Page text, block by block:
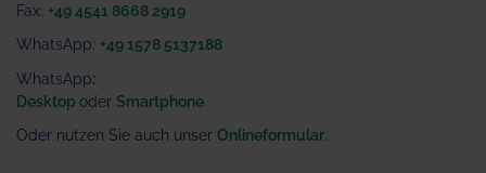
Fax: +49 4541 8668 2919
WhatsApp: +49 1578 5137188
WhatsApp:
Desktop oder Smartphone
Oder nutzen Sie auch unser Onlineformular